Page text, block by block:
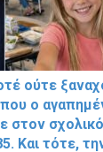
ούτε
ο
στον
Και τότε,